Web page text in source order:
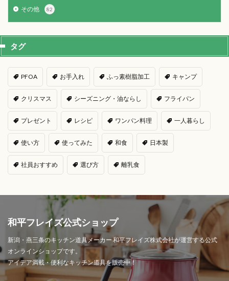
その他 82
タグ
PFOA お手入れ ふっ素樹脂加工 キャンプ
クリスマス シーズニング・油ならし フライパン
プレゼント レシピ ワンパン料理 一人暮らし
使い方 使ってみた 和食 日本製
社員おすすめ 選び方 離乳食
和平フレイズ公式ショップ
新潟・燕三条のキッチン道具メーカー 和平フレイズ株式会社が運営する公式
オンラインショップです。
アイデア満載・便利なキッチン道具を販売中！